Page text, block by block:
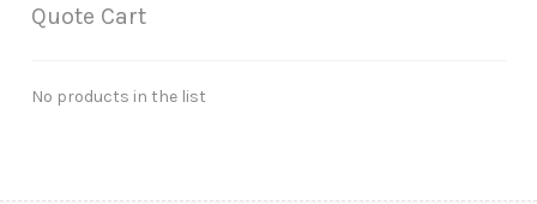
Quote Cart
No products in the list